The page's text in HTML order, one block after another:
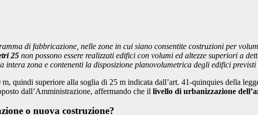
di fabbricazione, nelle zone in cui siano consentite costruzioni per
25 non possono essere realizzati edifici con volumi ed altezze superiori a
intera zona e contenenti la disposizione planovolumetrica degli edifici previsti
quindi superiore alla soglia di 25 m indicata dall’art. 41-quinquies della
dall’Amministrazione, affermando che il livello di urbanizzazione
o nuova costruzione?